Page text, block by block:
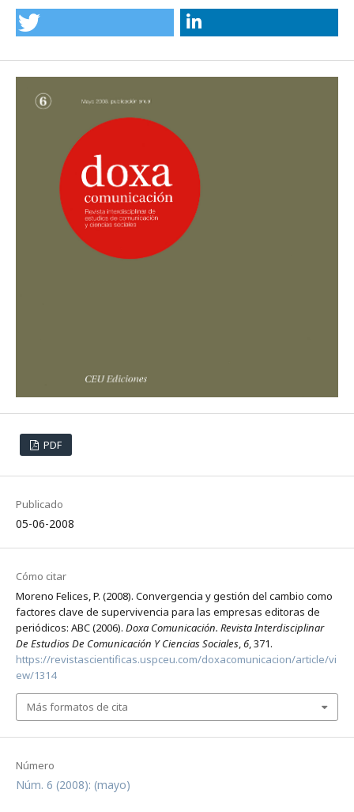
PDF
Publicado
05-06-2008
Número
Núm. 6 (2008): (mayo)
Cómo citar
Moreno Felices, P. (2008). Convergencia y gestión del cambio como
factores clave de supervivencia para las empresas editoras de
periódicos: ABC (2006). Doxa Comunicación. Revista Interdisciplinar
De Estudios De Comunicación Y Ciencias Sociales,6, 371.
https://revistascientificas.uspceu.com/doxacomunicacion/article/vi
ew/1314
Más formatos de cita